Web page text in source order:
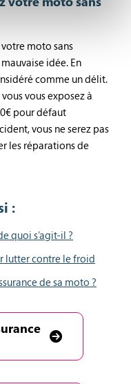
moto sans
idée. En
comme un délit.
vous exposez à
pour défaut
vous ne serez pas
les réparations de
:
quoi s’agit-il ?
lutter contre le froid
de sa moto ?